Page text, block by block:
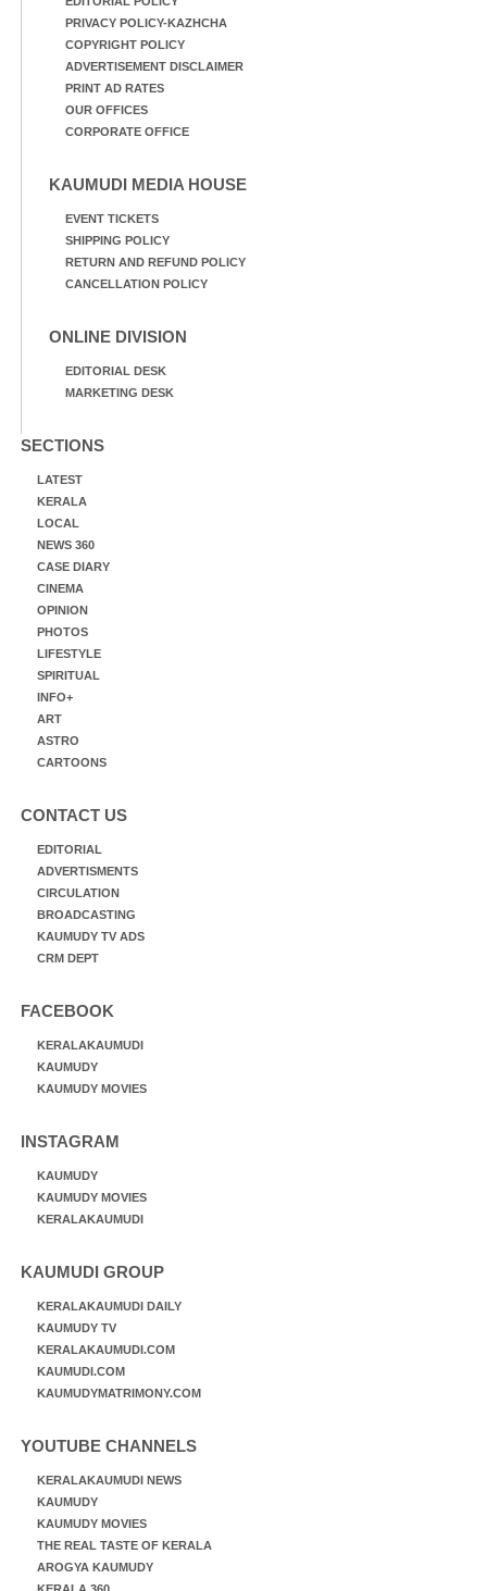
PRIVACY POLICY-KAZHCHA
COPYRIGHT POLICY
ADVERTISEMENT DISCLAIMER
PRINT AD RATES
OUR OFFICES
CORPORATE OFFICE
KAUMUDI MEDIA HOUSE
EVENT TICKETS
SHIPPING POLICY
RETURN AND REFUND POLICY
CANCELLATION POLICY
ONLINE DIVISION
EDITORIAL DESK
MARKETING DESK
SECTIONS
LATEST
KERALA
LOCAL
NEWS 360
CASE DIARY
CINEMA
OPINION
PHOTOS
LIFESTYLE
SPIRITUAL
INFO+
ART
ASTRO
CARTOONS
CONTACT US
EDITORIAL
ADVERTISMENTS
CIRCULATION
BROADCASTING
KAUMUDY TV ADS
CRM DEPT
FACEBOOK
KERALAKAUMUDI
KAUMUDY
KAUMUDY MOVIES
INSTAGRAM
KAUMUDY
KAUMUDY MOVIES
KERALAKAUMUDI
KAUMUDI GROUP
KERALAKAUMUDI DAILY
KAUMUDY TV
KERALAKAUMUDI.COM
KAUMUDI.COM
KAUMUDYMATRIMONY.COM
YOUTUBE CHANNELS
KERALAKAUMUDI NEWS
KAUMUDY
KAUMUDY MOVIES
THE REAL TASTE OF KERALA
AROGYA KAUMUDY